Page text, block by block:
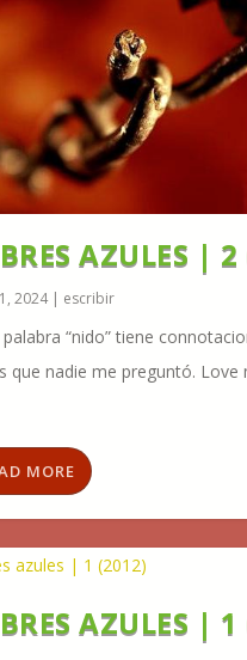
AZULES |
2024| escribir
palabra “nido” tiene
que nadie me preguntó. Love
MORE
AZULES |